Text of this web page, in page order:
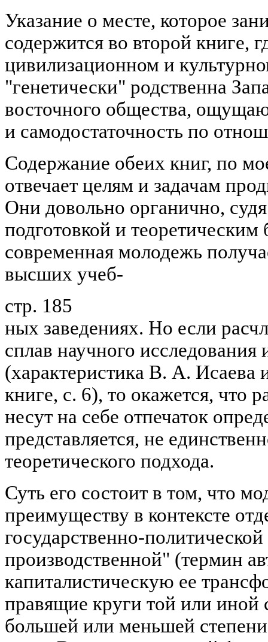
Указание о месте, которое
содержится во второй книге,
цивилизационном и
"генетически" родственна
восточного общества,
и самодостаточность по
Содержание обеих книг, по
отвечает целям и задачам
Они довольно органично,
подготовкой и
современная молодежь
высших учеб-
стр. 185
ных заведениях. Но если
сплав научного
(характеристика В. А. Исаева
книге, с. 6), то окажется, что
несут на себе отпечаток
представляется, не
теоретического подхода.
Суть его состоит в том, что
преимуществу в контексте
государственно-
производственной" (термин
капиталистическую ее
правящие круги той или
большей или меньшей